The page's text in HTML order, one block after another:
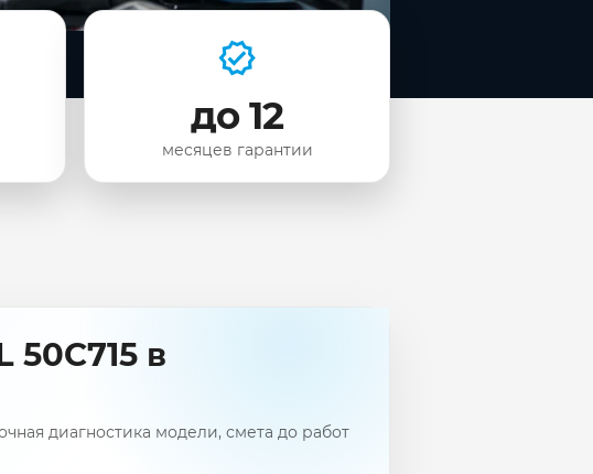
до 12
месяцев гарантии
50C715 в
диагностика модели, смета до работ